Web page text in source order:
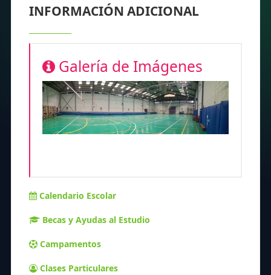
INFORMACIÓN ADICIONAL
Galería de Imágenes
Calendario Escolar
Becas y Ayudas al Estudio
Campamentos
Clases Particulares